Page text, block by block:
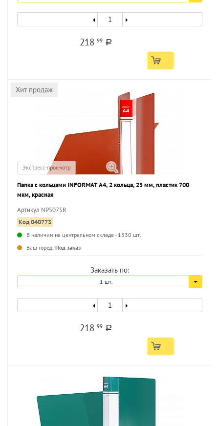
21899 a
Хит продаж
Экспресс-просмотр
Папка с кольцами INFORMAT А4, 2 кольца, 25 мм, пластик 700
мкм, красная
Артикул NP5075R
Код 040773
В наличии на центральном складе - 1330 шт.
Ваш город: Под заказ
Заказать по:
1 шт.
21899 a